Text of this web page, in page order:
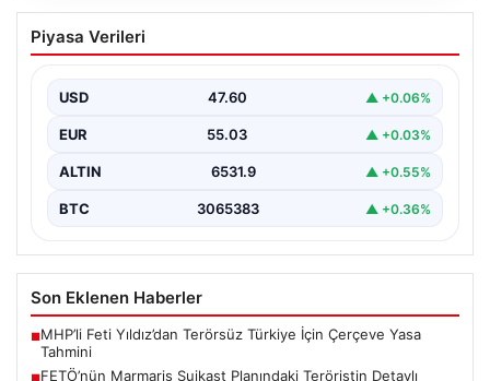
FETÖ’nün Marmaris Suikast Planındaki
Teröristin Detaylı İfadesi Gün yüzüne
15 Temmuz 2016 darbe girişimi sırasında
planlanan suikast girişiminin…
Piyasa Verileri
USD 47.60 ▲ +0.06%
EUR 55.03 ▲ +0.03%
ALTIN 6531.9 ▲ +0.55%
BTC 3065383 ▲ +0.36%
Son Eklenen Haberler
■MHP’li Feti Yıldız’dan Terörsüz Türkiye İçin Çerçeve Yasa
Tahmini
■FETÖ’nün Marmaris Suikast Planındaki Teröristin Detaylı